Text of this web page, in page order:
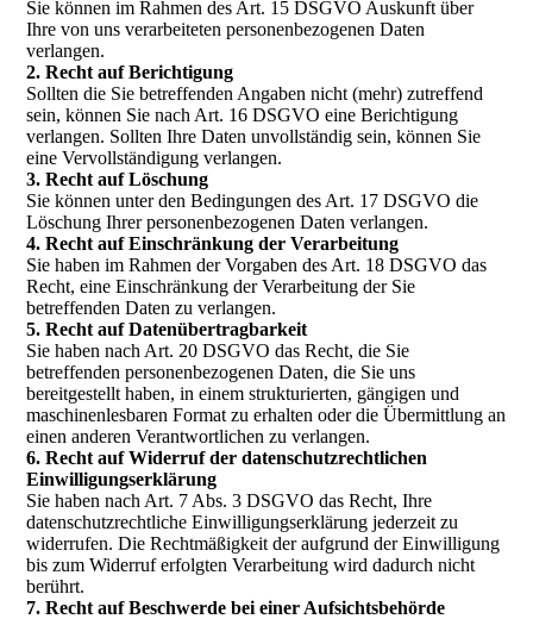
Sie können im Rahmen des Art. 15 DSGVO Auskunft über
Ihre von uns verarbeiteten personenbezogenen Daten
verlangen.
2. Recht auf Berichtigung
Sollten die Sie betreffenden Angaben nicht (mehr) zutreffend
sein, können Sie nach Art. 16 DSGVO eine Berichtigung
verlangen. Sollten Ihre Daten unvollständig sein, können Sie
eine Vervollständigung verlangen.
3. Recht auf Löschung
Sie können unter den Bedingungen des Art. 17 DSGVO die
Löschung Ihrer personenbezogenen Daten verlangen.
4. Recht auf Einschränkung der Verarbeitung
Sie haben im Rahmen der Vorgaben des Art. 18 DSGVO das
Recht, eine Einschränkung der Verarbeitung der Sie
betreffenden Daten zu verlangen.
5. Recht auf Datenübertragbarkeit
Sie haben nach Art. 20 DSGVO das Recht, die Sie
betreffenden personenbezogenen Daten, die Sie uns
bereitgestellt haben, in einem strukturierten, gängigen und
maschinenlesbaren Format zu erhalten oder die Übermittlung an
einen anderen Verantwortlichen zu verlangen.
6. Recht auf Widerruf der datenschutzrechtlichen
Einwilligungserklärung
Sie haben nach Art. 7 Abs. 3 DSGVO das Recht, Ihre
datenschutzrechtliche Einwilligungserklärung jederzeit zu
widerrufen. Die Rechtmäßigkeit der aufgrund der Einwilligung
bis zum Widerruf erfolgten Verarbeitung wird dadurch nicht
berührt.
7. Recht auf Beschwerde bei einer Aufsichtsbehörde